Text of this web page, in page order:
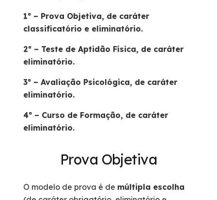
1ª – Prova Objetiva, de caráter
classificatório e eliminatório.
2ª – Teste de Aptidão Física, de caráter
eliminatório.
3ª – Avaliação Psicológica, de caráter
eliminatório.
4ª – Curso de Formação, de caráter
eliminatório.
Prova Objetiva
O modelo de prova é de múltipla escolha